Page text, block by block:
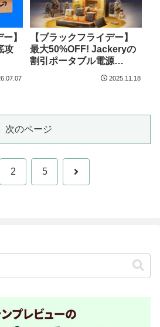
】
攻
【ブラックフライデー】
最大50%OFF! Jackeryの
割引ポータブル電源
2025.11.18
次のページ
2 5 次